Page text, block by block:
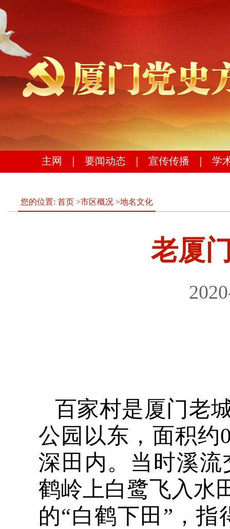
主网 要闻动态 宣传传播 学
您的位置: 首页 >市区概况 >地名文化
老厦
百家村是厦门老
公园以东，面积约
深田内。当时溪
鹤岭上白鹭飞入水
的“白鹤下田”，